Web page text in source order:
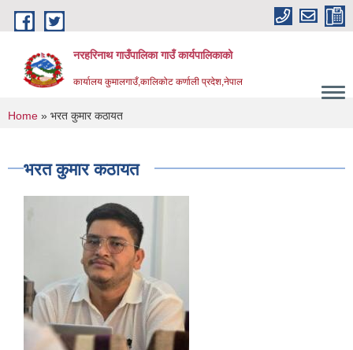
Skip to main content
नरहरिनाथ गाउँपालिका गाउँ कार्यपालिकाको
कार्यालय कुमालगाउँ,कालिकोट कर्णाली प्रदेश,नेपाल
You are here
Home » भरत कुमार कठायत
भरत कुमार कठायत